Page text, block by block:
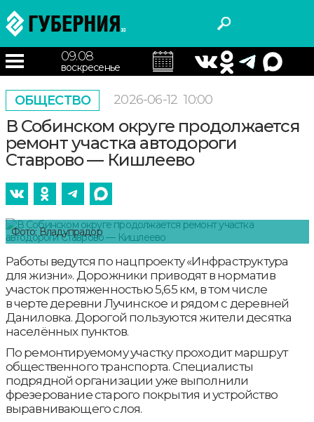
09.08
воскресенье
ОБЩЕСТВО 2026-06-12 10:00
В Собинском округе продолжается
ремонт участка автодороги
Ставрово — Кишлеево
Фото: Владупрадор
Работы ведутся по нацпроекту «Инфраструктура
для жизни». Дорожники приводят в норматив
участок протяженностью 5,65 км, в том числе
в черте деревни Лучинское и рядом с деревней
Даниловка. Дорогой пользуются жители десятка
населённых пунктов.
По ремонтируемому участку проходит маршрут
общественного транспорта. Специалисты
подрядной организации уже выполнили
фрезерование старого покрытия и устройство
выравнивающего слоя.